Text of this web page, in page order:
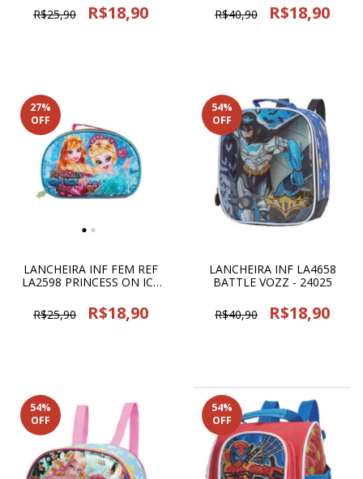
R$25,90
R$18,90 R$40,90 R$18,90
27%
OFF
LANCHEIRA INF FEM REF
LA2598 PRINCESS ON ICE
R$25,90
R$18,90
54%
OFF
LANCHEIRA INF LA4658
BATTLE VOZZ - 24025
R$40,90 R$18,90
54%
OFF
54%
OFF